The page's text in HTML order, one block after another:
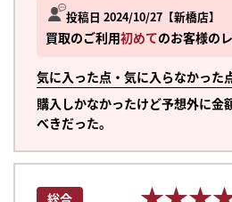
投稿日 2024/10/27 新橋店
買取のご利用初めてのお客様の
気に入った点・気に入らなかった
購入しかなかったけど予想外に金
べきだった。
総合
まずは